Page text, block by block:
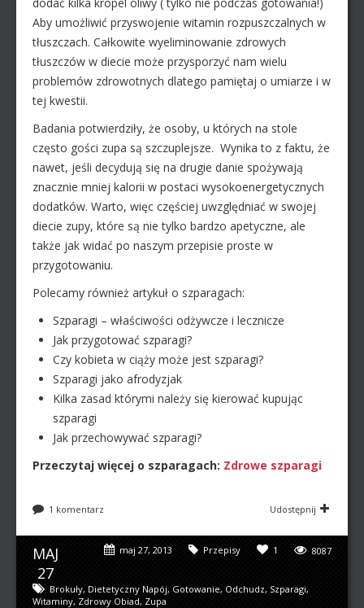
Aby umożliwić przyswojenie witamin rozpuszczalnych w
tłuszczach. Całkowite wyeliminowanie zdrowych
tłuszczów w diecie może przysporzyć nam wielu
problemów zdrowotnych dlatego pamiętaj o umiarze i w
tej kwestii.
Badania potwierdziły, że osoby, u których na stole
często gości zupa są szczuplejsze. Wynika to z faktu, że
nawet, jeśli decydują się na drugie danie spożywają
znacznie mniej kalorii w postaci wysokoenergetycznych
dodatków. Warto, więc częściej uwzględniać w swojej
diecie zupy, które są nie tylko bardzo apetyczne, ale
także jak widać po naszym przepisie proste w
przygotowaniu.
Polecamy również artykuł o szparagach:
Szparagi – właściwości odżywcze i lecznicze
Jak przygotować szparagi?
Czy kobieta w ciąży może jest szparagi?
Szparagi jako afrodyzjak
Kilka zasad którymi należy się kierować kupując
szparagi
Jak przechowywać szparagi?
Przeczytaj więcej o szparagach: Zdrowe szparagi
1 komentarz Udostępnij
MAJ
27
8087
1
Przepisy
maj 27, 2013
Brokuły, Dietetyczny Napój, Gotowanie, Odchudz, Szparagi,
Witaminy, Zdrowy Obiad, Zupa